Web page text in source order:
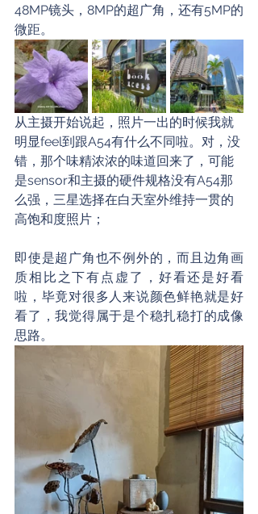
48MP镜头，8MP的超广角，还有5MP的
微距。
从主摄开始说起，照片一出的时候我就
明显feel到跟A54有什么不同啦。对，没
错，那个味精浓浓的味道回来了，可能
是sensor和主摄的硬件规格没有A54那
么强，三星选择在白天室外维持一贯的
高饱和度照片；
即使是超广角也不例外的，而且边角画
质相比之下有点虚了，好看还是好看
啦，毕竟对很多人来说颜色鲜艳就是好
看了，我觉得属于是个稳扎稳打的成像
思路。